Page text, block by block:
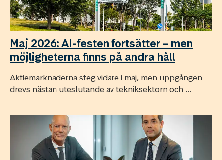
Maj 2026: AI-festen fortsätter – men
möjligheterna finns på andra håll
Aktiemarknaderna steg vidare i maj, men uppgången
drevs nästan uteslutande av tekniksektorn och ...